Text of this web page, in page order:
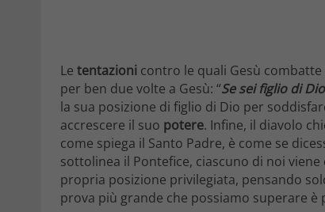
Le tentazioni contro le quali Gesù combatte
per ben due volte a Gesù: “Se sei figlio di
la sua posizione di figlio di Dio per
accrescere il suo potere. Infine, il diavolo
come spiega il Santo Padre, è come se
sottolinea il Pontefice, ciascuno di noi
propria posizione privilegiata, pensando
prova più grande che possiamo superare